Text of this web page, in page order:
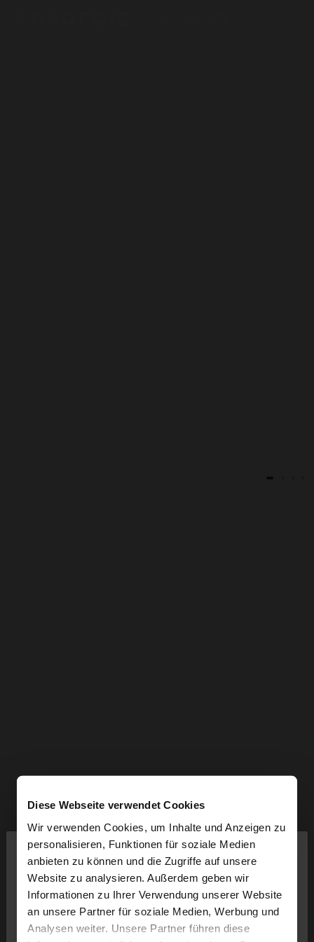
Diese Webseite verwendet Cookies
Wir verwenden Cookies, um Inhalte und Anzeigen zu
personalisieren, Funktionen für soziale Medien
anbieten zu können und die Zugriffe auf unsere
Website zu analysieren. Außerdem geben wir
Informationen zu Ihrer Verwendung unserer Website
an unsere Partner für soziale Medien, Werbung und
Analysen weiter. Unsere Partner führen diese
hallo
Sie greifen von Austria auf die Website zu.
Möchten Sie unsere United States Website